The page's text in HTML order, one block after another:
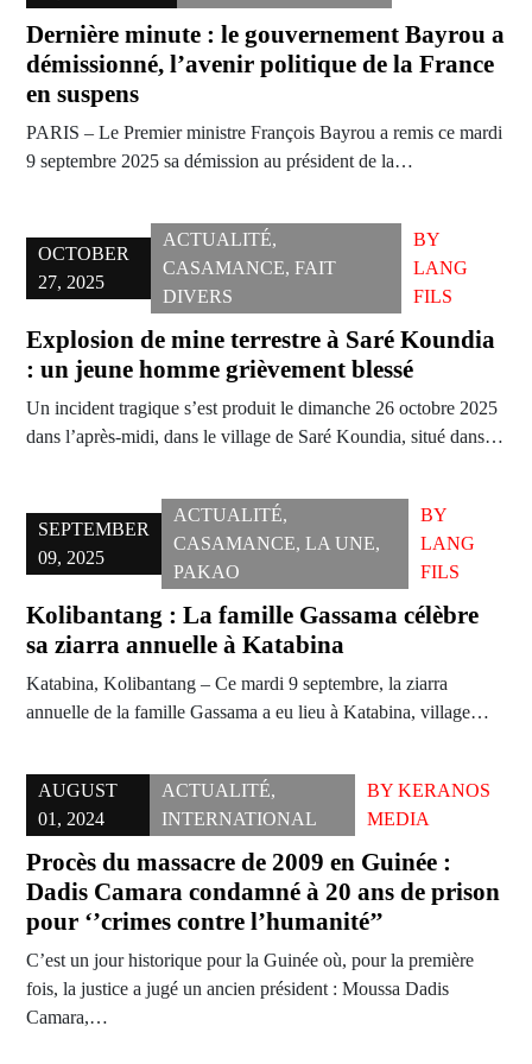
Dernière minute : le gouvernement Bayrou a
démissionné, l’avenir politique de la France
en suspens
PARIS – Le Premier ministre François Bayrou a remis ce mardi
9 septembre 2025 sa démission au président de la…
OCTOBER
27, 2025
ACTUALITÉ,
CASAMANCE, FAIT
DIVERS
BY
LANG
FILS
Explosion de mine terrestre à Saré Koundia
: un jeune homme grièvement blessé
Un incident tragique s’est produit le dimanche 26 octobre 2025
dans l’après-midi, dans le village de Saré Koundia, situé dans…
SEPTEMBER
09, 2025
ACTUALITÉ,
CASAMANCE, LA UNE,
PAKAO
BY
LANG
FILS
Kolibantang : La famille Gassama célèbre
sa ziarra annuelle à Katabina
Katabina, Kolibantang – Ce mardi 9 septembre, la ziarra
annuelle de la famille Gassama a eu lieu à Katabina, village…
AUGUST
01, 2024
ACTUALITÉ,
INTERNATIONAL
BYKERANOS
MEDIA
Procès du massacre de 2009 en Guinée :
Dadis Camara condamné à 20 ans de prison
pour ‘’crimes contre l’humanité’’
C’est un jour historique pour la Guinée où, pour la première
fois, la justice a jugé un ancien président : Moussa Dadis
Camara,…